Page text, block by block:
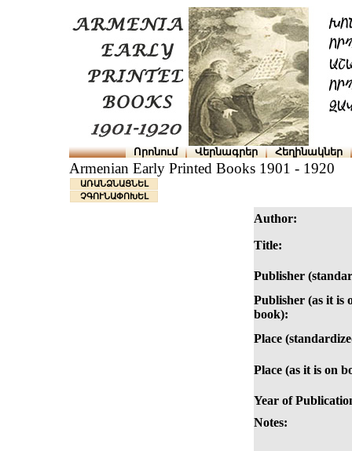
Որոնում Վերնագրեր Հեղինակներ
Armenian Early Printed Books 1901 - 1920
ԱՌԱՆՁՆԱՑՆԵԼ
ՉԳՈՒՆԱՓՈԽԵԼ
Author:
Title:
Publisher
Publisher (as it is
book):
Place
Place (as it is on
Year of
Notes: